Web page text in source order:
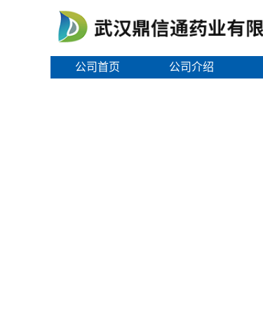
公司首页 公司介绍